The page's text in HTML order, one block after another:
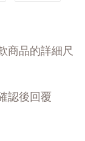
商品的詳細尺
認後回覆